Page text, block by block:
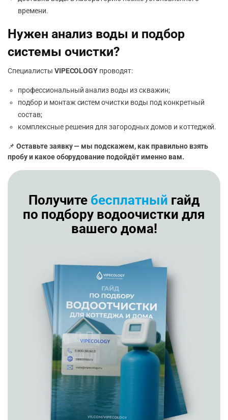
времени.
Нужен анализ воды и подбор
системы очистки?
Специалисты VIPECOLOGY проводят:
профессиональный анализ воды из скважин;
подбор и монтаж систем очистки воды под конкретный
состав;
комплексные решения для загородных домов и коттеджей.
📌 Оставьте заявку — мы подскажем, как правильно взять
пробу и какое оборудование подойдёт именно вам.
Получите бесплатный гайд
по подбору водоочистки для
вашего дома!